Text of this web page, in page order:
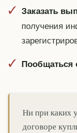
Заказать
получения
Пообщаться
Ни при каких
договоре